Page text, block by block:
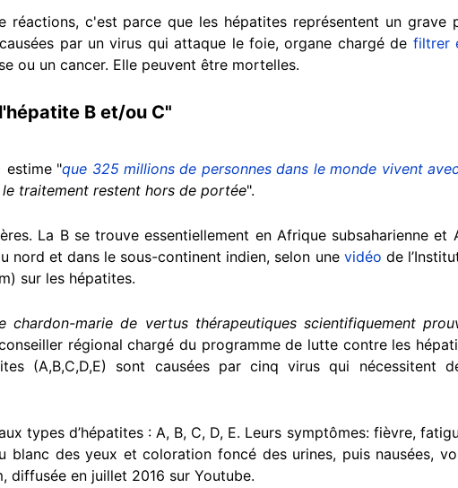
c'est parce que les hépatites représentent un grave
par un virus qui attaque le foie, organe chargé de filtrer
ou un cancer. Elle peuvent être mortelles.
B et/ou C"
estime "que 325 millions de personnes dans le monde vivent
traitement restent hors de portée".
La B se trouve essentiellement en Afrique subsaharienne et
nord et dans le sous-continent indien, selon une vidéo de
sur les hépatites.
marie de vertus thérapeutiques scientifiquement
régional chargé du programme de lutte contre les
(A,B,C,D,E) sont causées par cinq virus qui nécessitent
types d’hépatites : A, B, C, D, E. Leurs symptômes: fièvre,
blanc des yeux et coloration foncé des urines, puis nausées,
diffusée en juillet 2016 sur Youtube.